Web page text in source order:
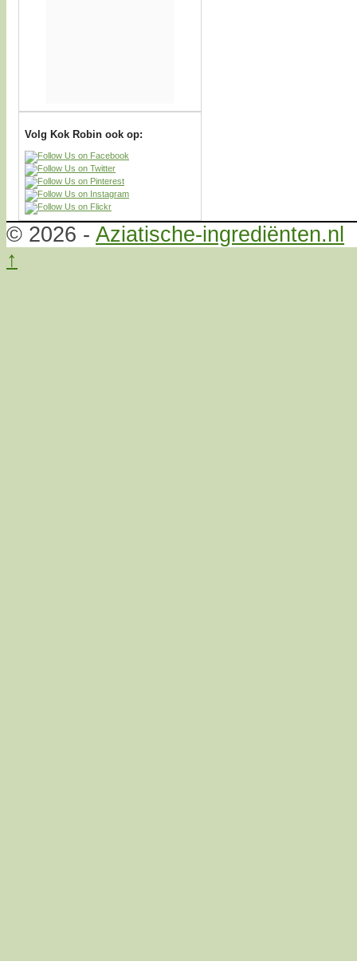
Volg Kok Robin ook op:
© 2026 - Aziatische-ingrediënten.nl
↑